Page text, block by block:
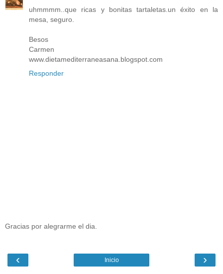
uhmmmm..que ricas y bonitas tartaletas.un éxito en la
mesa, seguro.
Besos
Carmen
www.dietamediterraneasana.blogspot.com
Responder
Gracias por alegrarme el dia.
‹ ›
Inicio